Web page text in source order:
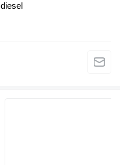
diesel